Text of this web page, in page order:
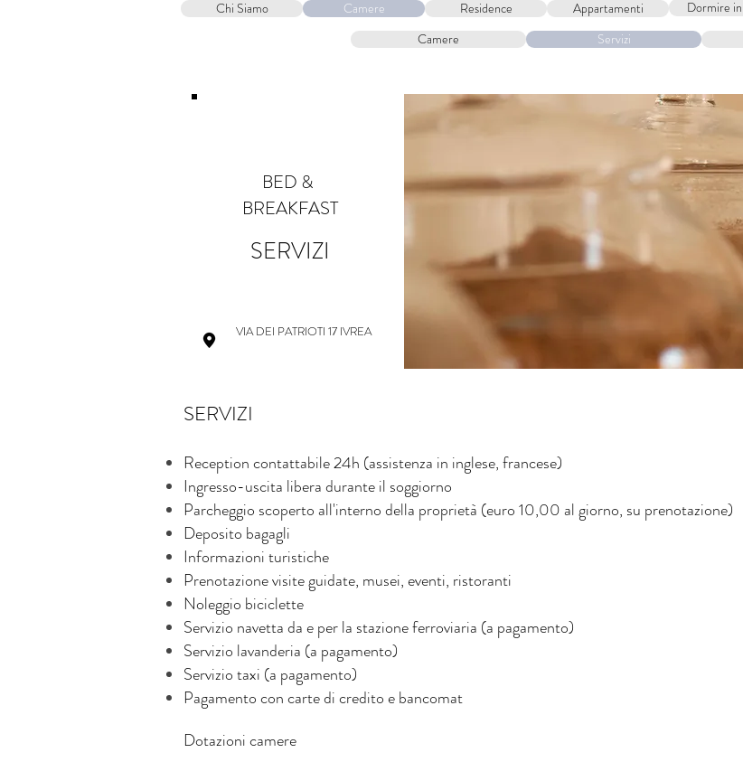
ROOMS EXPERIENCES
Chi Siamo Camere Residence Appartamenti Dormire
Camere
Servizi
BED &
BREAKFAST
SERVIZI
VIA DEI PATRIOTI 17 IVREA
​SERVIZI
Reception contattabile 24h (assistenza in inglese, francese)
Ingresso-uscita libera durante il soggiorno
Parcheggio scoperto all'interno della proprietà (euro 10,00 al giorno, su prenotazione)
Deposito bagagli
Informazioni turistiche
Prenotazione visite guidate, musei, eventi, ristoranti
Noleggio biciclette
Servizio navetta da e per la stazione ferroviaria (a pagamento)
Servizio lavanderia (a pagamento)
Servizio taxi (a pagamento)
Pagamento con carte di credito e bancomat
Dotazioni camere